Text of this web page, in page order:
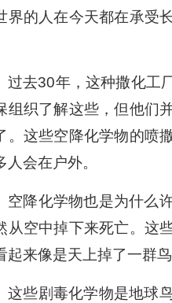
界的人在今天都在承受
过去30年，这种撒化工
组织了解这些，但他们
。这些空降化学物的喷
人会在户外。
空降化学物也是为什么
从空中掉下来死亡。这
起来像是天上掉了一群
这些剧毒化学物是地球